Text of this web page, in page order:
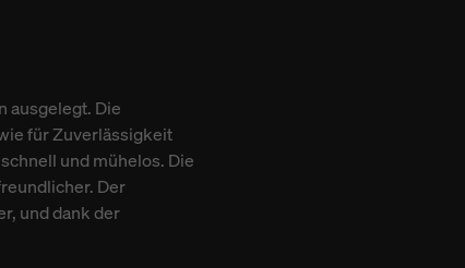
ausgelegt. Die
für Zuverlässigkeit
und mühelos. Die
Der
und dank der